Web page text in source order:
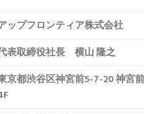
ップフロンティア株式会社
表取締役社長 横山 隆之
京都渋谷区神宮前5-7-20 神宮